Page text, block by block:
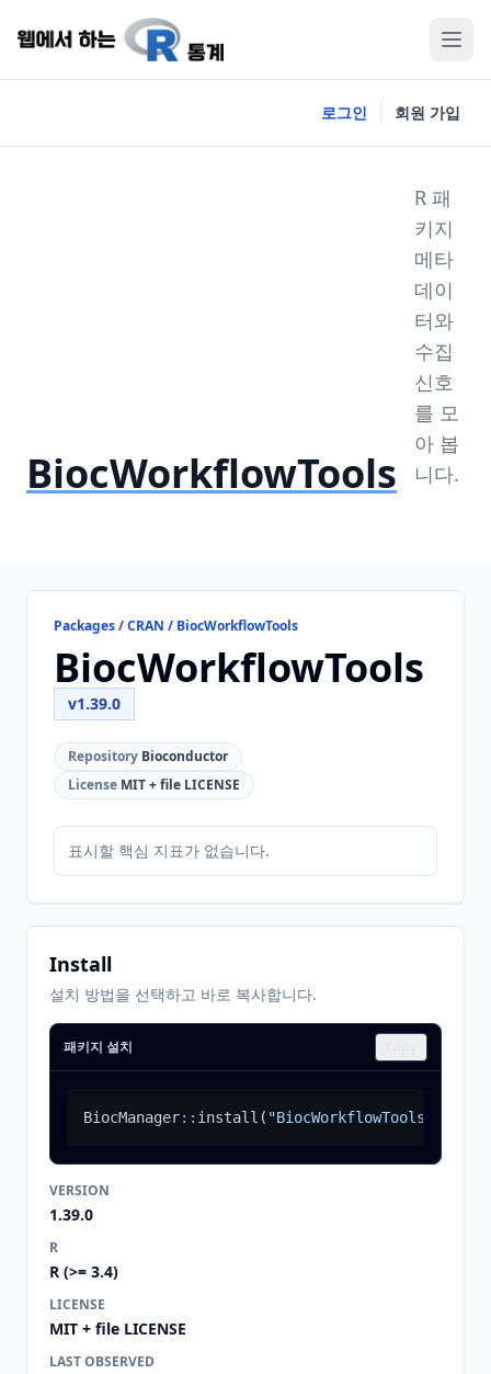
로그인 회원 가입
BiocWorkflowTools
R 패
키지
메타
데이
터와
수집
신호
를 모
아 봅
니다.
Packages / CRAN / BiocWorkflowTools
BiocWorkflowTools
v1.39.0
Repository Bioconductor
License MIT + file LICENSE
표시할 핵심 지표가 없습니다.
Install
설치 방법을 선택하고 바로 복사합니다.
패키지 설치
BiocManager:: install ( "BiocWorkflowTools"
VERSION
1.39.0
R
R (>= 3.4)
LICENSE
MIT + file LICENSE
LAST OBSERVED